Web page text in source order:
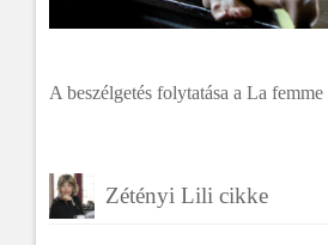
A beszélgetés folytatása a La
Zétényi Lili cikke